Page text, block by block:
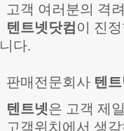
고객 여러분의 격
텐트넷닷컴 이 진
니다.
판매전문회사 텐
텐트넷은 고객 제
고객위치에서 생